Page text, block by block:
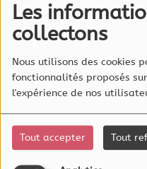
Les
collectons
Nous utilisons des cookies
fonctionnalités proposés
l'expérience de nos
Tout accepter Tout